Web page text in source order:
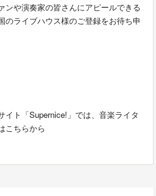
ンや演奏家の皆さんにアピールできる
のライブハウス様のご登録をお待ち申
イト「Supernice!」では、音楽ライタ
こちらから